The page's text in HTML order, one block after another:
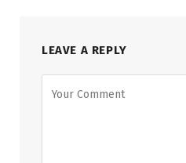
LEAVE A REPLY